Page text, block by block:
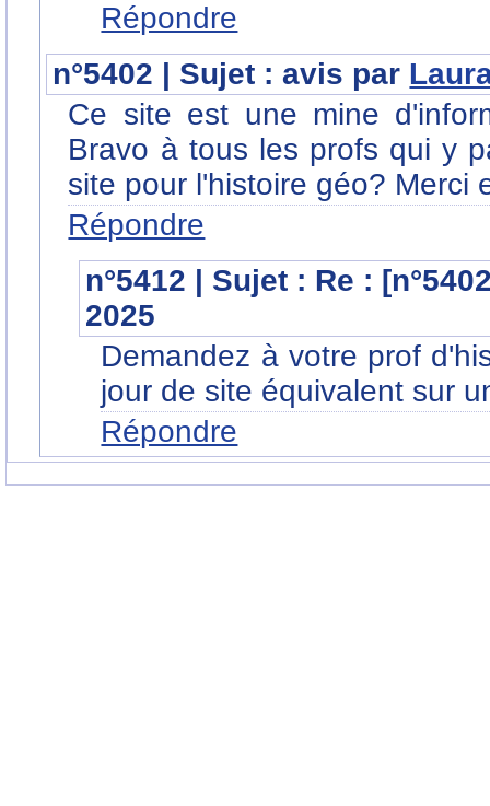
Répondre
n°5402 | Sujet : avis par
Ce site est une mine
Bravo à tous les profs qui y
site pour l'histoire géo? Merci
Répondre
n°5412 | Sujet : Re :
2025
Demandez à votre prof
jour de site équivalent sur
Répondre